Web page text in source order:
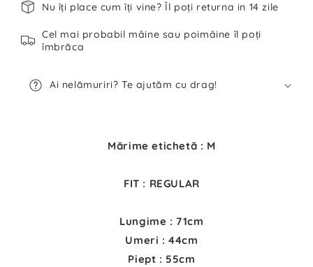
Hugo
-
M
Hugo
-
Nu îți place cum îți vine? Îl poți returna in 14 zile
Cel mai probabil mâine sau poimâine îl poți
îmbrăca
Ai nelămuriri? Te ajutăm cu drag!
Mărime etichetă : M
FIT : REGULAR
Lungime : 71cm
Umeri : 44cm
Piept : 55cm